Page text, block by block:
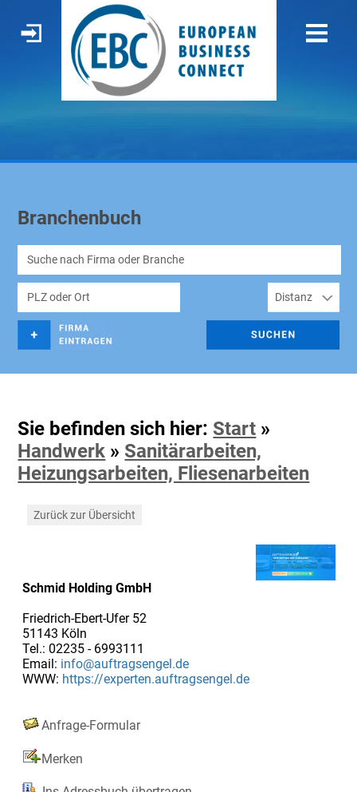
Branchenbuch
Sie befinden sich hier: Start »
Handwerk » Sanitärarbeiten,
Heizungsarbeiten, Fliesenarbeiten
Zurück zur Übersicht
Schmid Holding GmbH
Friedrich-Ebert-Ufer 52
51143 Köln
Tel.: 02235 - 6993111
Email: info@auftragsengel.de
WWW: https://experten.auftragsengel.de
Anfrage-Formular
Merken